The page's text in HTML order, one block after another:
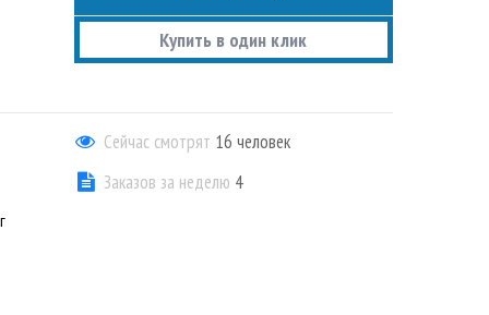
Купить в один клик
Сейчас смотрят 16 человек
Заказов за неделю 4